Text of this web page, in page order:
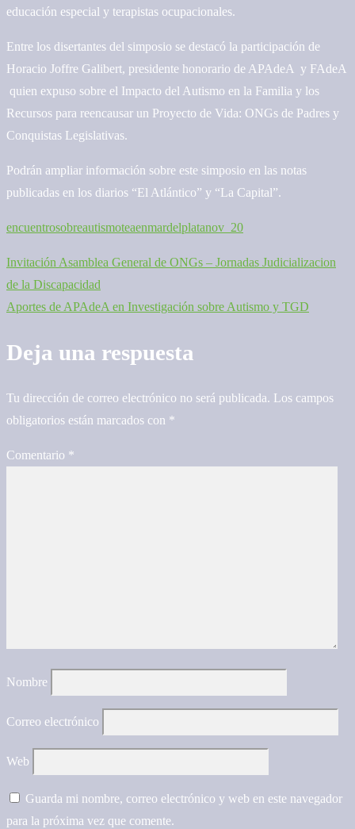
educación especial y terapistas ocupacionales.
Entre los disertantes del simposio se destacó la participación de
Horacio Joffre Galibert, presidente honorario de APAdeA y FAdeA
quien expuso sobre el Impacto del Autismo en la Familia y los
Recursos para reencausar un Proyecto de Vida: ONGs de Padres y
Conquistas Legislativas.
Podrán ampliar información sobre este simposio en las notas
publicadas en los diarios “El Atlántico” y “La Capital”.
encuentrosobreautismoteaenmardelplatanov_20
Navegación
de
Invitación Asamblea General de ONGs – Jornadas Judicializacion
de la Discapacidad
Aportes de APAdeA en Investigación sobre Autismo y TGD
Deja una respuesta
Tu dirección de correo electrónico no será publicada. Los campos
obligatorios están marcados con *
Comentario *
Nombre
Correo electrónico
Web
Guarda mi nombre, correo electrónico y web en este navegador
para la próxima vez que comente.